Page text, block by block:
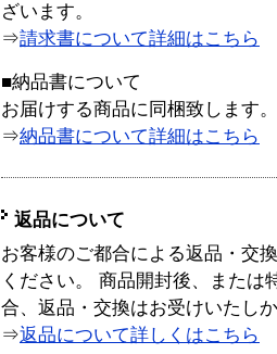
ざいます。
⇒請求書について詳細はこちら
■納品書について
お届けする商品に同梱致します。
⇒納品書について詳細はこちら
返品について
お客様のご都合による返品・交
ください。 商品開封後、または
合、返品・交換はお受けいたし
⇒返品について詳しくはこちら